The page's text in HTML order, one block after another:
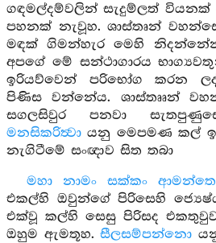
ගඳමල්දම්වලින් සැදුම්ලත්
පහනක් නැවූහ. ශාස්තෘන්
මඳක් ගිමන්හැර මෙහි
අපගේ මේ සන්ථාගාරය
ඉරියව්වෙන් පරිභෝග කරන
පිණිස වන්නේය. ශාස්තෘෘන්
සගලසිවුර පනවා
මනසිකරිත්‍වා යනු මෙපමණ කල්
නැගිටීමේ සංඥාව සිත තබා
මහා නාමං සක්කං
එකල්හි ඔවුන්ගේ පිරිසෙහි
එක්වූ කල්හි සෙසු පිරිසද
ඔහුම ඇමතූහ.සීලසම්පන්නො